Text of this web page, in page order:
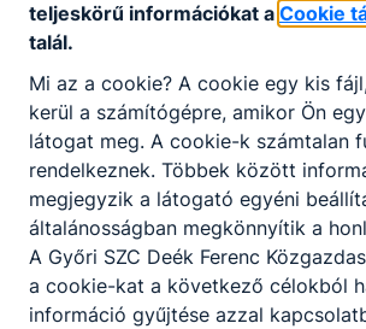
elindította azAktív Sulikezdés
a jelentkezés már megkezdődött.
köszönhetően ismét több tízezer
nyújtunk ingyenes lehetőséget
élménysportok kipróbálására.
Élménysport Program Diákoknak
(Sport43): általános és
különböző sportágakat
élményszerűen.
teljeskörű információkat a Cookie
talál.
Mi az a cookie? A cookie egy kis
kerül a számítógépre, amikor Ön
látogat meg. A cookie-k számtalan
rendelkeznek. Többek között
megjegyzik a látogató egyéni
általánosságban megkönnyítik a
A Győri SZC Deék Ferenc
a cookie-kat a következő célokból
információ gyűjtése azzal